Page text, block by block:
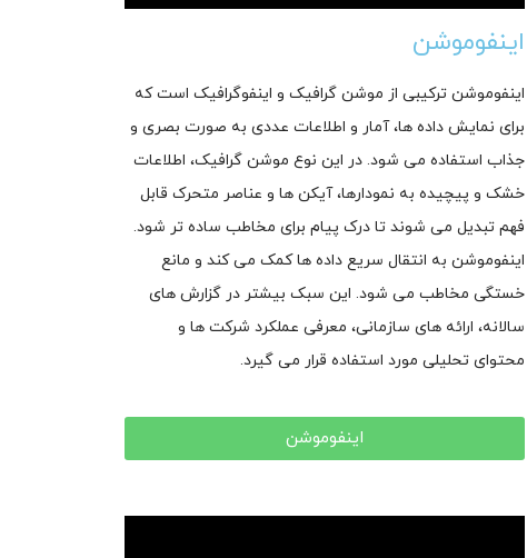
اینفوموشن
اینفوموشن ترکیبی از موشن گرافیک و اینفوگرافیک است که
برای نمایش داده ها، آمار و اطلاعات عددی به صورت بصری و
جذاب استفاده می شود. در این نوع موشن گرافیک، اطلاعات
خشک و پیچیده به نمودارها، آیکن ها و عناصر متحرک قابل
فهم تبدیل می شوند تا درک پیام برای مخاطب ساده تر شود.
اینفوموشن به انتقال سریع داده ها کمک می کند و مانع
خستگی مخاطب می شود. این سبک بیشتر در گزارش های
سالانه، ارائه های سازمانی، معرفی عملکرد شرکت ها و
محتوای تحلیلی مورد استفاده قرار می گیرد.
اینفوموشن